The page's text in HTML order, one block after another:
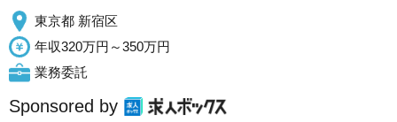
東京都 新宿区
年収320万円～350万円
業務委託
Sponsored by